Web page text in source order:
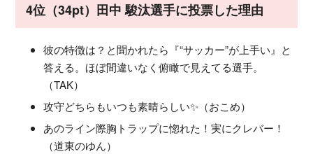
4位（34pt）田中 駿汰選手に投票した理由
彼の特徴は？と聞かれたら『“サッカー”が上手い』と
答える。ほぼ間違いなく俯瞰で見えてる選手。
（TAK）
攻守どちらもいつも素晴らしい✨（おこめ）
あのライン際胸トラップに惚れた！実にクレバー！
（道東のゆん）